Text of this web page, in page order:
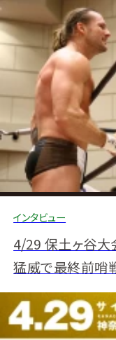
インタビュー
4/29 保土ヶ谷
猛威で最終前哨
トマックがパンッ
しょう!」